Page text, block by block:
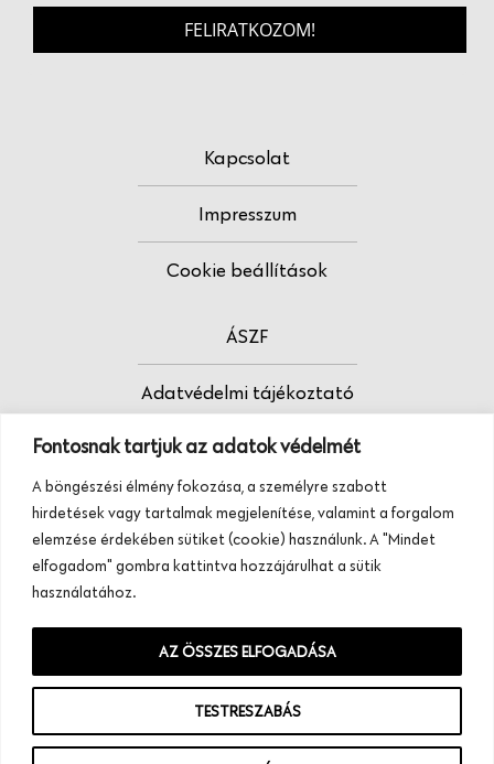
Fontosnak tartjuk az adatok védelmét
A böngészési élmény fokozása, a személyre szabott
hirdetések vagy tartalmak megjelenítése, valamint a forgalom
elemzése érdekében sütiket (cookie) használunk. A "Mindet
elfogadom" gombra kattintva hozzájárulhat a sütik
használatához.
TESTRESZABÁS
AZ ÖSSZES ELFOGADÁSA
FELIRATKOZOM!
Kapcsolat
Impresszum
Cookie beállítások
ÁSZF
Adatvédelmi tájékoztató
Fodrász vagy?
Tudj meg többet termékeinkről, szolgáltatásainkról.
Hívj minket, vagy üzenj nekünk ezen a
telefonszámon:
+36 20 945 84 74